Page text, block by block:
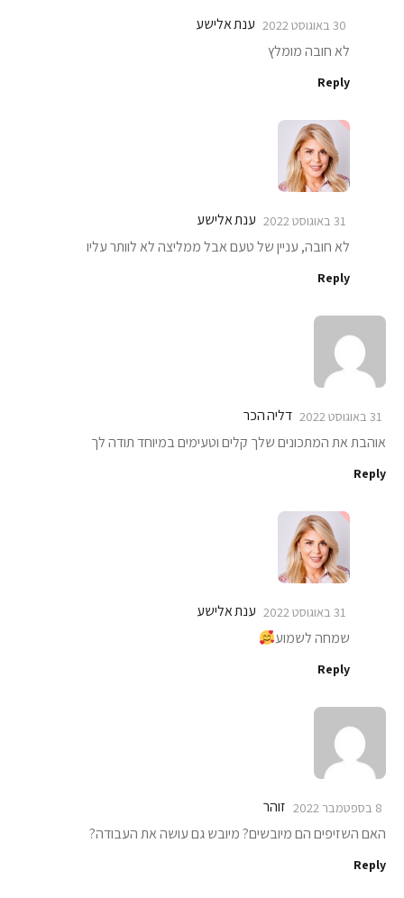
ענת אלישע 30 באוגוסט 2022
לא חובה מומלץ
Reply
ענת אלישע 31 באוגוסט 2022
לא חובה, עניין של טעם אבל ממליצה לא לוותר עליו
Reply
דליה הכר 31 באוגוסט 2022
אוהבת את המתכונים שלך קלים וטעימים במיוחד תודה לך
Reply
ענת אלישע 31 באוגוסט 2022
שמחה לשמוע
Reply
זוהר 8 בספטמבר 2022
האם השזיפים הם מיובשים? מיובש גם עושה את העבודה?
Reply